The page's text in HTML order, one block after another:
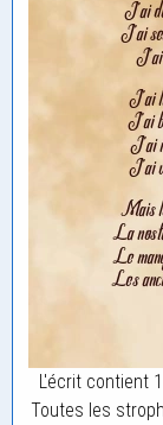
L'écrit contient
Toutes les